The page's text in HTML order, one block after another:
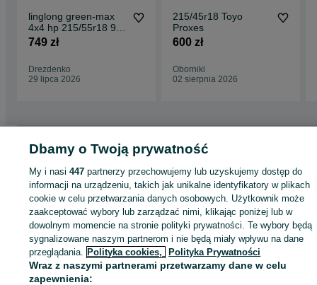
linglong green-max
4x4 hp 215/55r18 95
v
749 zł
Drezdenko
29 lipca 2026
215/45r18 Toyo
Proxes
600 zł
Oborniki
02 sierpnia 2026
Strona główna Motoryzacja Opony i Felgi Opony
KATEGORIA
ID:936644095 Wyświetlenia:
Zadzwoń / SMS Wyślij wiadomość
Dbamy o Twoją prywatność
My i nasi447 partnerzy przechowujemy lub uzyskujemy dostęp do
informacji na urządzeniu, takich jak unikalne identyfikatory w plikach
cookie w celu przetwarzania danych osobowych. Użytkownik może
zaakceptować wybory lub zarządzać nimi, klikając poniżej lub w
dowolnym momencie na stronie polityki prywatności. Te wybory będą
sygnalizowane naszym partnerom i nie będą miały wpływu na dane
przeglądania. Polityka cookies, Polityka Prywatności
Wraz z naszymi partnerami przetwarzamy dane w celu
zapewnienia: